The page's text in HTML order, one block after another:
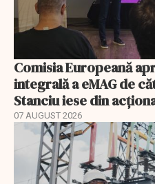
Comisia Europeană
integrală a eMAG de
Stanciu iese din
07 AUGUST 2026